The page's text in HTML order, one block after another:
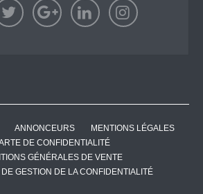
ANNONCEURS
MENTIONS LÉGALES
DE CONFIDENTIALITÉ
GÉNÉRALES DE VENTE
GESTION DE LA CONFIDENTIALITÉ